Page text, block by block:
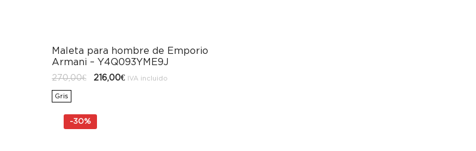
Maleta para hombre de Emporio
Armani – Y4Q093YME9J
270,00€
El
precio
216,00€ElIVA incluido
Gris
-30%